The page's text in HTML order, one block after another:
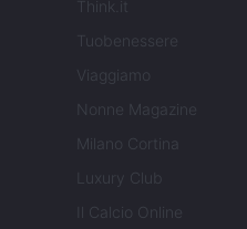
Think.it
Tuobenessere
Viaggiamo
Nonne Magazine
Milano Cortina
Luxury Club
Il Calcio Online